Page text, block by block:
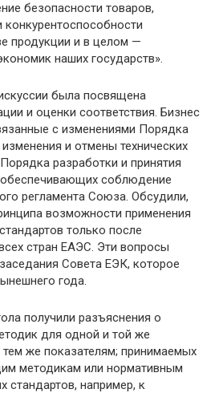
безопасности товаров,
продукции и в целом —
наших государств».
была посвящена
и оценки соответствия. Бизнес
с изменениями Порядка
и отмены технических
разработки и принятия
обеспечивающих соблюдение
регламента Союза. Обсудили,
возможности применения
только после
стран ЕАЭС. Эти вопросы
Совета ЕЭК, которое
года.
получили разъяснения о
для одной и той же
же показателям; принимаемых
методикам или нормативным
стандартов, например, к